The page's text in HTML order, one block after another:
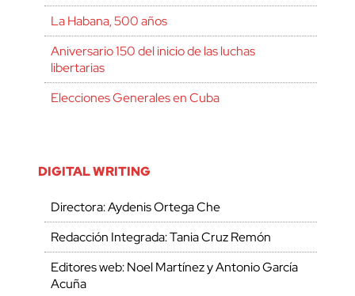
La Habana, 500 años
Aniversario 150 del inicio de las luchas
libertarias
Elecciones Generales en Cuba
DIGITAL WRITING
Directora: Aydenis Ortega Che
Redacción Integrada: Tania Cruz Remón
Editores web: Noel Martínez y Antonio García
Acuña